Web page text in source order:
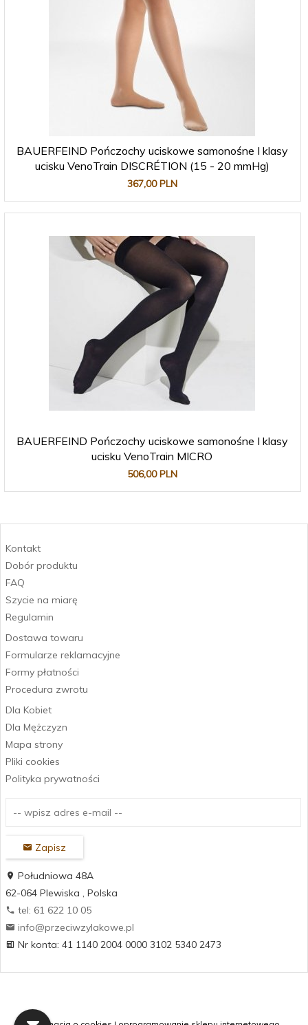
BAUERFEIND Pończochy uciskowe samonośne I klasy
ucisku VenoTrain DISCRÉTION (15 - 20 mmHg)
367,00 PLN
BAUERFEIND Pończochy uciskowe samonośne I klasy
ucisku VenoTrain MICRO
506,00 PLN
Kontakt
Dobór produktu
FAQ
Szycie na miarę
Regulamin
Dostawa towaru
Formularze reklamacyjne
Formy płatności
Procedura zwrotu
Dla Kobiet
Dla Mężczyzn
Mapa strony
Pliki cookies
Polityka prywatności
Zapisz
Południowa 48A
62-064 Plewiska , Polska
tel: 61 622 10 05
Nr konta: 41 1140 2004 0000 3102 5340 2473
info@przeciwzylakowe.pl